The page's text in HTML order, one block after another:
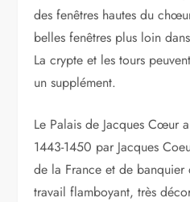
des fenêtres hautes du
belles fenêtres plus loin
La crypte et les tours
un supplément.
Le Palais de Jacques Cœur
1443-1450 par Jacques
de la France et de banquier
travail flamboyant, très